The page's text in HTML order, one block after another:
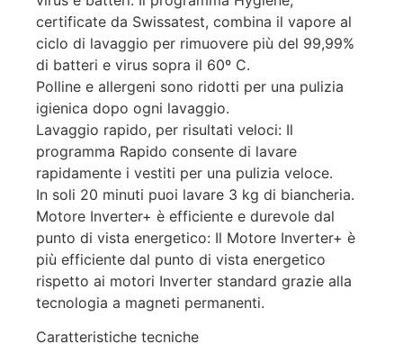
certificate da Swissatest, combina il vapore al
ciclo di lavaggio per rimuovere più del 99,99%
di batteri e virus sopra il 60º C.
Polline e allergeni sono ridotti per una pulizia
igienica dopo ogni lavaggio.
Lavaggio rapido, per risultati veloci: Il
programma Rapido consente di lavare
rapidamente i vestiti per una pulizia veloce.
In soli 20 minuti puoi lavare 3 kg di biancheria.
Motore Inverter+ è efficiente e durevole dal
punto di vista energetico: Il Motore Inverter+ è
più efficiente dal punto di vista energetico
rispetto ai motori Inverter standard grazie alla
tecnologia a magneti permanenti.
Caratteristiche tecniche